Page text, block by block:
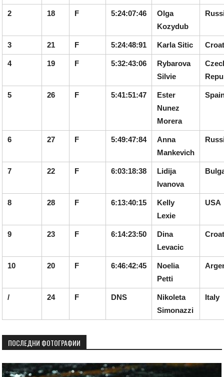
2 18 F 5:24:07:46
Olga
Kozydub
3 21 F 5:24:48:91 Karla Sitic
4 19 F 5:32:43:06
Rybarova
Silvie
5 26 F 5:41:51:47
Ester
Nunez
Morera
6 27 F 5:49:47:84
Anna
Mankevich
7 22 F 6:03:18:38
Lidija
Ivanova
8 28 F 6:13:40:15
Kelly
Lexie
USA
9 23 F 6:14:23:50
Dina
Levacic
10 20 F 6:46:42:45
Noelia
Petti
/ 24 F DNS
Nikoleta
Simonazzi
Italy
ПОСЛЕДНИ ФОТОГРАФИИ